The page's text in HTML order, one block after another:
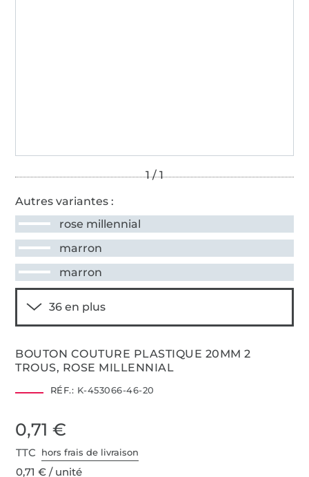
Autres variantes :
rose millennial
marron
marron
BOUTON COUTURE PLASTIQUE 20MM 2
TROUS, ROSE MILLENNIAL
RÉF.: K-453066-46-20
0,71 €
TTC hors frais de livraison
0,71 € / unité